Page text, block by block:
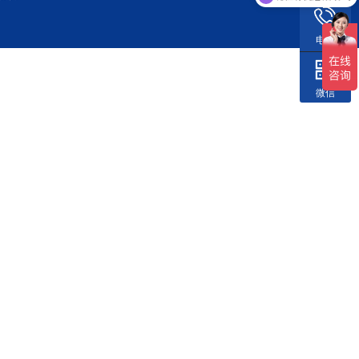
电话
微信